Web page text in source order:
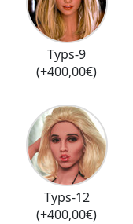
Typs-9
(+400,00€)
Typs-12
(+400,00€)